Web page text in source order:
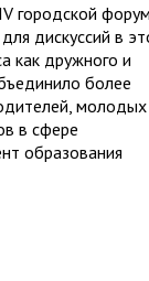
городской
дискуссий в
как дружного и
более
молодых
в сфере
образования